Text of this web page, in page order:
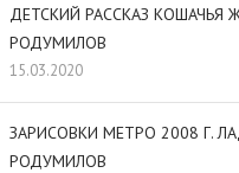
ДЕТСКИЙ РАССКАЗ КОШАЧЬЯ
РОДУМИЛОВ
15.03.2020
ЗАРИСОВКИ МЕТРО 2008 Г.
РОДУМИЛОВ